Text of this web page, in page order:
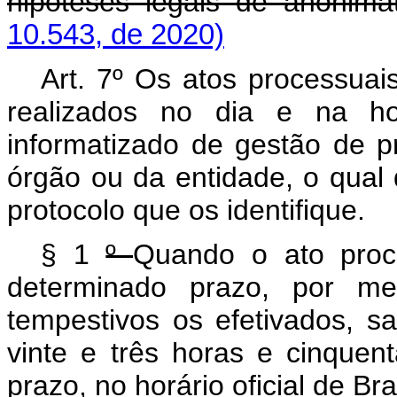
10.543, de 2020)
Art. 7º Os atos
realizados no dia e na
informatizado de gestão de
órgão ou da entidade, o
protocolo que os identifique.
§ 1ºQuando o ato
determinado prazo, por
tempestivos os efetivados,
vinte e três horas e
prazo, no horário oficial de